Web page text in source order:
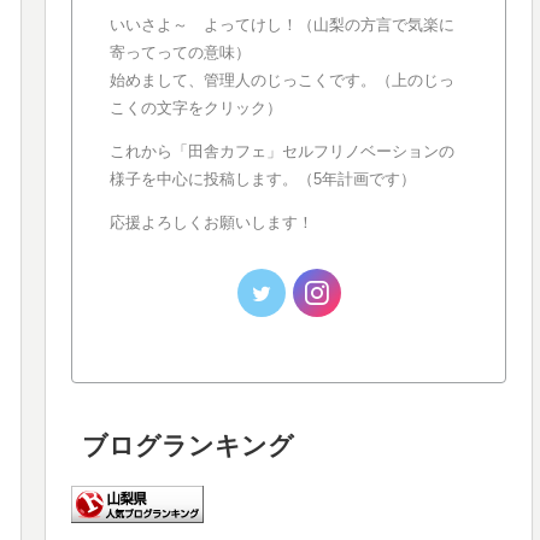
いいさよ～ よってけし！（山梨の方言で気楽に
寄ってっての意味）
始めまして、管理人のじっこくです。（上のじっ
こくの文字をクリック）
これから「田舎カフェ」セルフリノベーションの
様子を中心に投稿します。（5年計画です）
応援よろしくお願いします！
ブログランキング